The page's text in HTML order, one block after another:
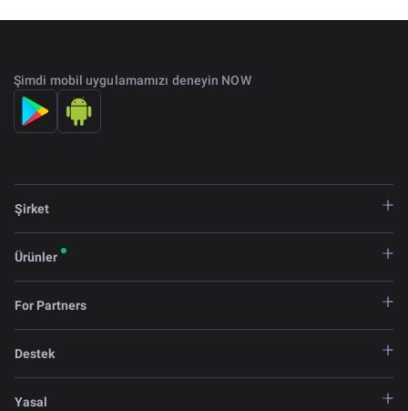
Şimdi mobil uygulamamızı deneyin NOW
Şirket
Ürünler
For Partners
Destek
Yasal